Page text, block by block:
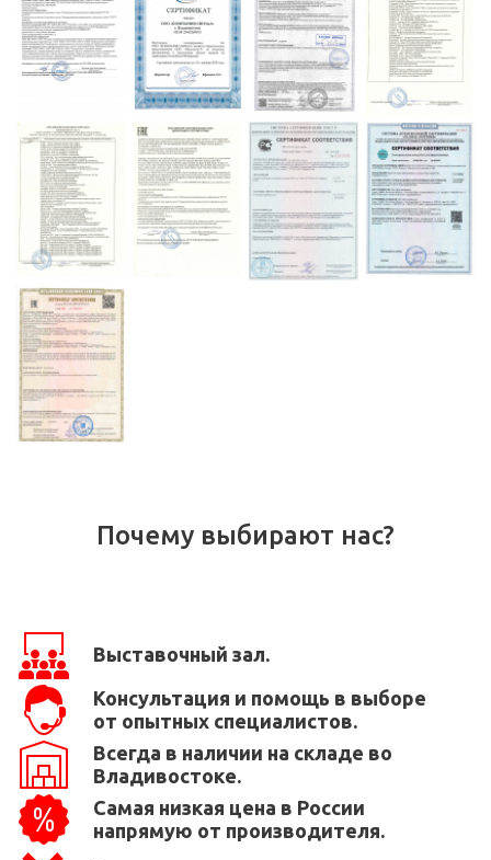
Почему выбирают нас?
Выставочный зал.
Консультация и помощь в выборе
от опытных специалистов.
Всегда в наличии на складе во
Владивостоке.
Самая низкая цена в России
напрямую от производителя.